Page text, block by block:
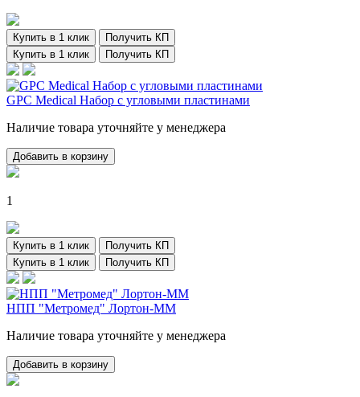
Купить в 1 клик
Получить КП
Купить в 1 клик
Получить КП
GPC Medical Набор с угловыми пластинами
Наличие товара уточняйте у менеджера
Добавить в корзину
1
Купить в 1 клик
Получить КП
Купить в 1 клик
Получить КП
НПП "Метромед" Лортон-ММ
Наличие товара уточняйте у менеджера
Добавить в корзину